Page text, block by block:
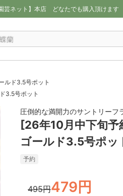
芸ネット】本店 どなたでも購入頂けます
ルド3.5号ポット
3.5号ポット
圧倒的な満開力のサントリーフ
[26年10月中下旬
ゴールド3.5号ポッ
予約
495円479円